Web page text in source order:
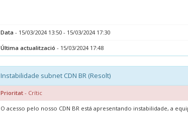
Data - 15/03/2024 13:50 - 15/03/2024 17:30
Última actualització - 15/03/2024 17:48
Instabilidade subnet CDN BR (Resolt)
Prioritat- Crític
O acesso pelo nosso CDN BR está apresentando instabilidade, a